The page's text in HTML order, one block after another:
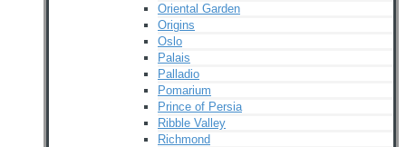
Oriental Garden
Origins
Oslo
Palais
Palladio
Pomarium
Prince of Persia
Ribble Valley
Richmond